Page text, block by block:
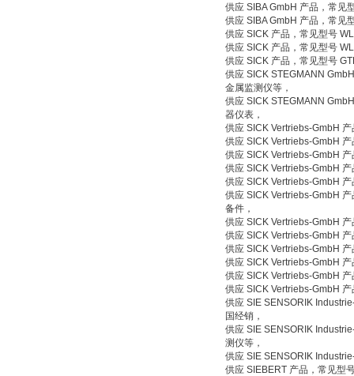
供应 SIBA GmbH 产品，常见
供应 SIBA GmbH 产品，常见
供应 SICK 产品，常见型号
供应 SICK 产品，常见型号
供应 SICK 产品，常见型号
供应 SICK STEGMANN
金属监测仪等，
供应 SICK STEGMANN
器仪表，
供应 SICK Vertriebs-GmbH
供应 SICK Vertriebs-GmbH
供应 SICK Vertriebs-GmbH
供应 SICK Vertriebs-GmbH
供应 SICK Vertriebs-GmbH
供应 SICK Vertriebs-GmbH
备件，
供应 SICK Vertriebs-GmbH
供应 SICK Vertriebs-GmbH
供应 SICK Vertriebs-GmbH
供应 SICK Vertriebs-GmbH
供应 SICK Vertriebs-GmbH
供应 SICK Vertriebs-GmbH
供应 SIE SENSORIK
国经销，
供应 SIE SENSORIK
测仪等，
供应 SIE SENSORIK
供应 SIEBERT 产品，常见型